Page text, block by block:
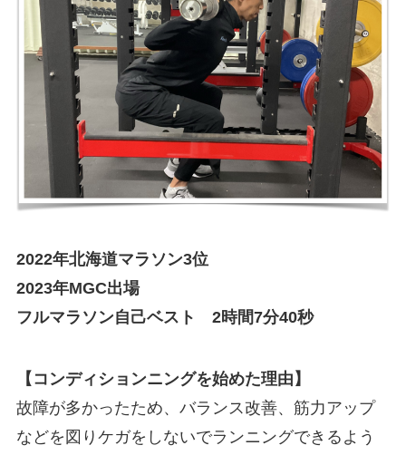
2022年北海道マラソン3位
2023年MGC出場
フルマラソン自己ベスト 2時間7分40秒
【コンディションニングを始めた理由】
故障が多かったため、バランス改善、筋力アップ
などを図りケガをしないでランニングできるよう